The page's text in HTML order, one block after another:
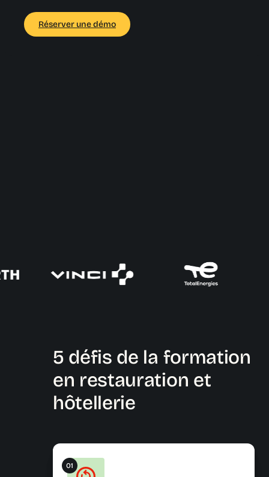
Réserver une démo
5 défis de la formation
en restauration et
hôtellerie
01